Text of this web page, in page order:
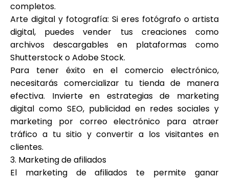
completos.
Arte digital y fotografía: Si eres fotógrafo o artista
digital, puedes vender tus creaciones como
archivos descargables en plataformas como
Shutterstock o Adobe Stock.
Para tener éxito en el comercio electrónico,
necesitarás comercializar tu tienda de manera
efectiva. Invierte en estrategias de marketing
digital como SEO, publicidad en redes sociales y
marketing por correo electrónico para atraer
tráfico a tu sitio y convertir a los visitantes en
clientes.
3. Marketing de afiliados
El marketing de afiliados te permite ganar